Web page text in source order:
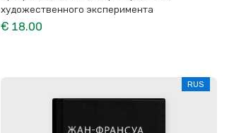
художественного эксперимента
€ 18.00
RUS